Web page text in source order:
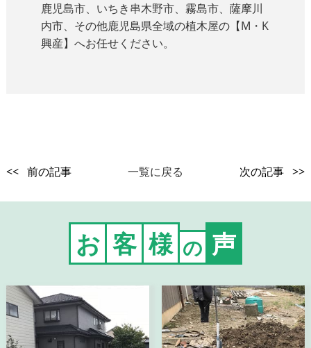
鹿児島市、いちき串木野市、霧島市、薩摩川
内市、その他鹿児島県全域の植木屋の【M・K
興産】へお任せください。
<< 前の記事 一覧に戻る 次の記事 >>
お 客 様 の 声